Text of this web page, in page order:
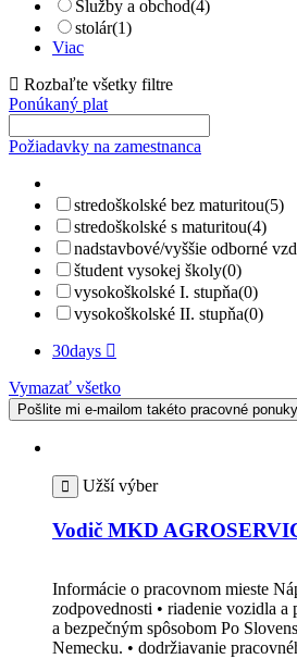
Služby a obchod(4)
stolár(1)
Viac
Rozbaľte všetky filtre
Ponúkaný plat
Požiadavky na zamestnanca
stredoškolské bez maturitou(5)
stredoškolské s maturitou(4)
nadstavbové/vyššie odborné
študent vysokej školy(0)
vysokoškolské I. stupňa(0)
vysokoškolské II. stupňa(0)
30days
Vymazať všetko
Pošlite mi e-mailom takéto pracovné ponuky
Užší výber
Vodič MKD
Informácie o pracovnom mieste
zodpovednosti • riadenie vozidla a
a bezpečným spôsobom Po
Nemecku. • dodržiavanie